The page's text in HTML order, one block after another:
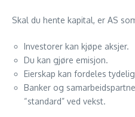
Skal du hente kapital, er AS
Investorer kan kjøpe aksjer.
Du kan gjøre emisjon.
Eierskap kan fordeles
Banker og
“standard” ved vekst.